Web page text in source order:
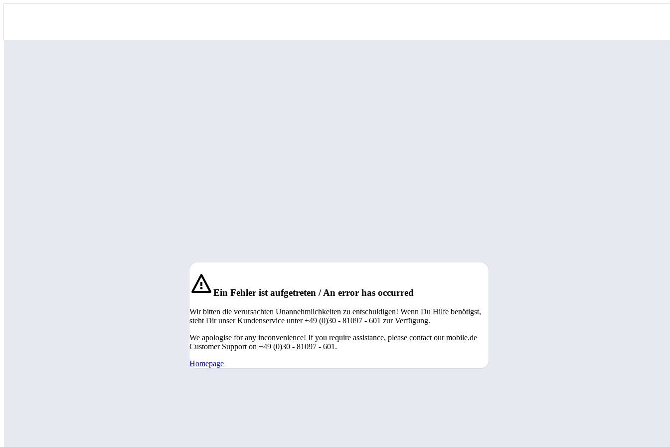
Ein Fehler ist aufgetreten / An error has occurred
Wir bitten die verursachten Unannehmlichkeiten zu entschuldigen! Wenn Du Hilfe benötigst,
steht Dir unser Kundenservice unter +49 (0)30 - 81097 - 601 zur Verfügung.
We apologise for any inconvenience! If you require assistance, please contact our mobile.de
Customer Support on +49 (0)30 - 81097 - 601.
Homepage